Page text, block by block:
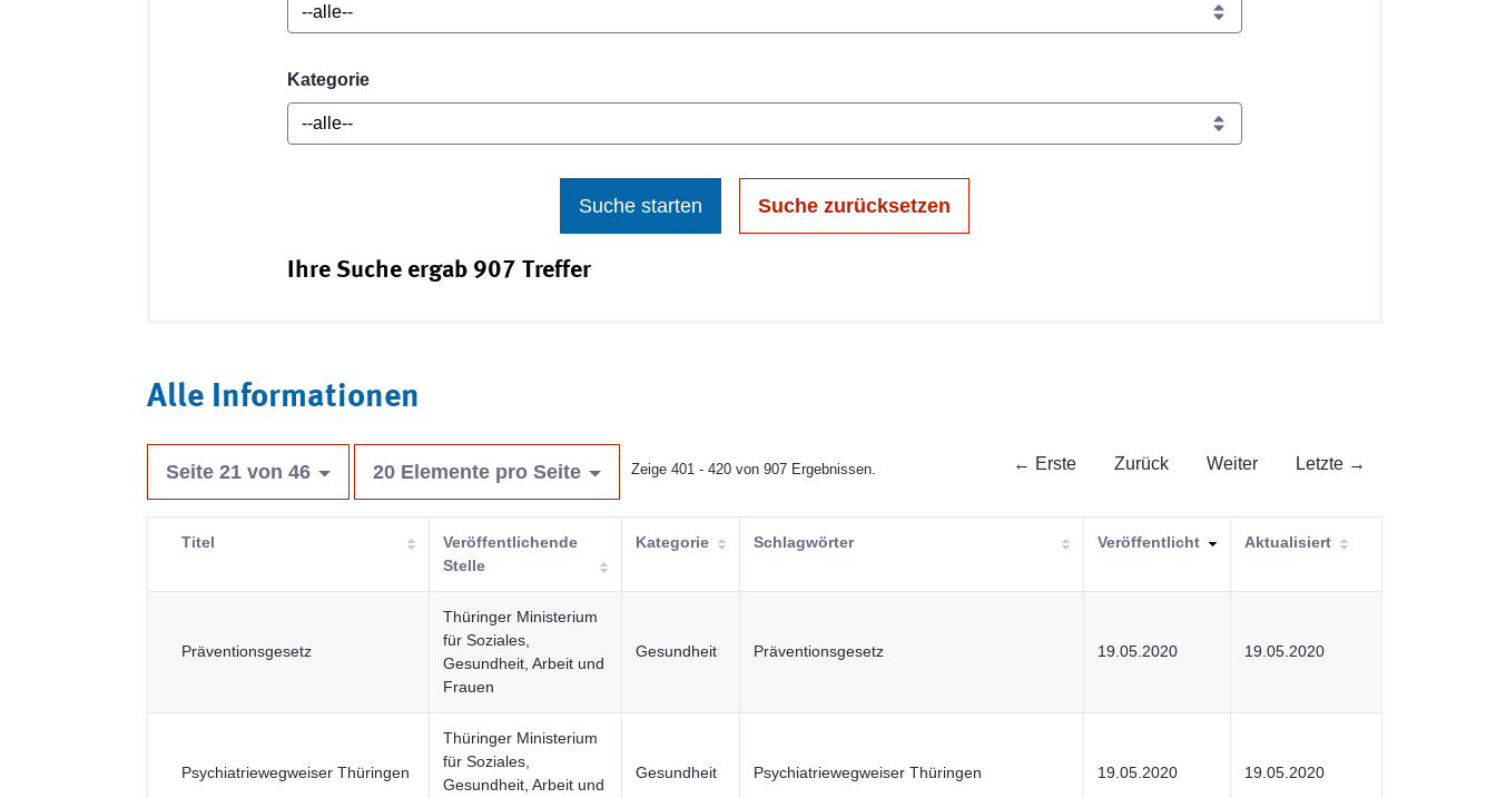
Kategorie
Suche starten Suche zurücksetzen
Ihre Suche ergab 907 Treffer
Alle Informationen
Seite 21 von 46 20 Elemente pro Seite Zeige 401 - 420 von 907 Ergebnissen. ← Erste Zurück Weiter Letzte →
Titel
Veröffentlichende
Stelle
Kategorie Schlagwörter Veröffentlicht Aktualisiert
Präventionsgesetz
Thüringer Ministerium
für Soziales,
Gesundheit, Arbeit und
Frauen
Gesundheit Präventionsgesetz 19.05.2020 19.05.2020
Psychiatriewegweiser Thüringen
Thüringer Ministerium
für Soziales,
Gesundheit, Arbeit und
Gesundheit Psychiatriewegweiser Thüringen 19.05.2020 19.05.2020